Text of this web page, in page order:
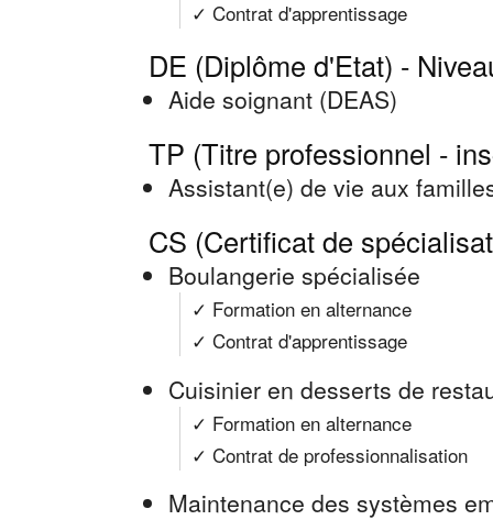
✓ Contrat d'apprentissage
DE (Diplôme d'Etat) -
Aide soignant (DEAS)
TP (Titre professionnel -
Assistant(e) de vie aux
CS (Certificat de
Boulangerie spécialisée
✓ Formation en alternance
✓ Contrat d'apprentissage
Cuisinier en desserts de
✓ Formation en alternance
✓ Contrat de professionnalisation
Maintenance des systèmes